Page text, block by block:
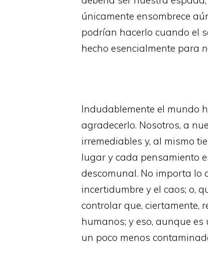
únicamente ensombrece
podrían hacerlo cuando el
hecho esencialmente para
Indudablemente el mundo
agradecerlo. Nosotros, a
irremediables y, al mismo
lugar y cada pensamiento
descomunal. No importa lo
incertidumbre y el caos; o,
controlar que, ciertamente,
humanos; y eso, aunque
un poco menos